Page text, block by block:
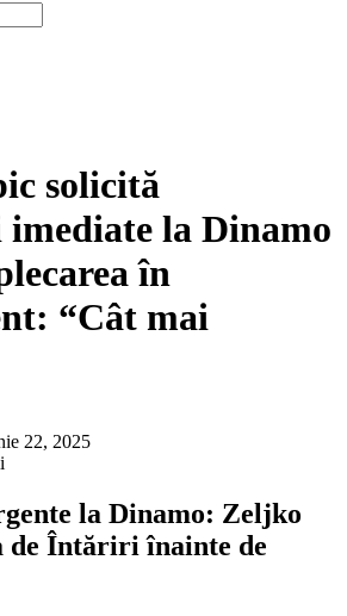
solicită
la Dinamo
în
“Cât mai
22, 2025
la Dinamo: Zeljko
de Întăriri înainte de